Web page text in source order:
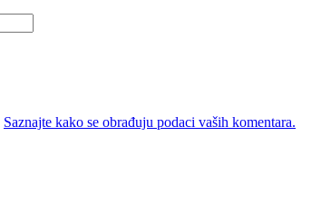
Saznajte kako se obrađuju podaci vaših komentara.